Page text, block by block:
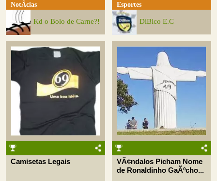
NotÃ­cias
Kd o Bolo de Carne?!
Esportes
DiBico E.C
Camisetas Legais
VÃ¢ndalos Picham Nome
de Ronaldinho GaÃºcho...